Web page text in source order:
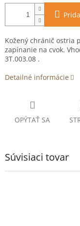
Kožený chránič ostria
zapínanie na cvok.
3T.003.08 .
Detailné informácie
OPÝTAŤ SA
Súvisiaci tovar